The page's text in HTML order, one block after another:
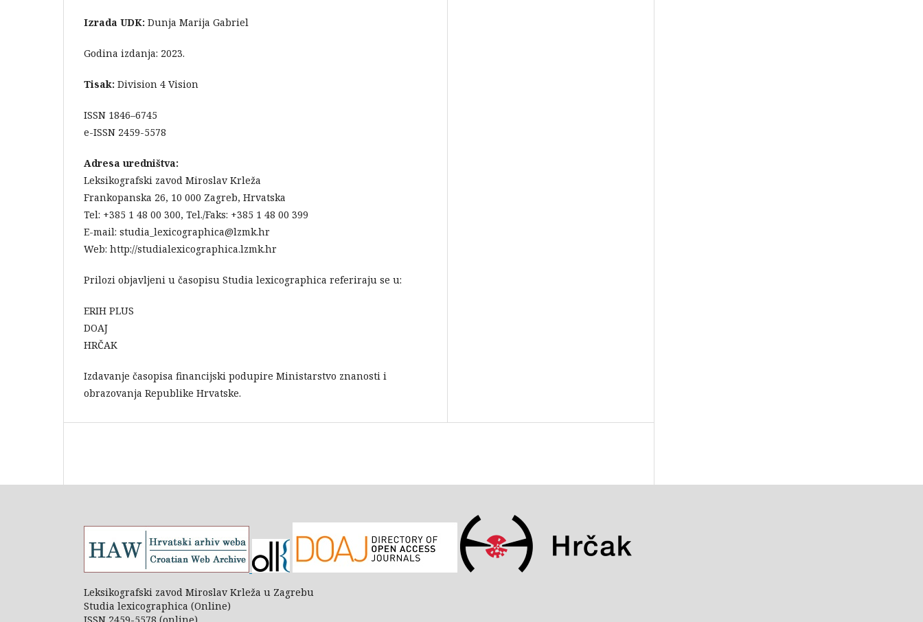
Izrada UDK: Dunja Marija Gabriel
Godina izdanja: 2023.
Tisak: Division 4 Vision
ISSN 1846–6745
e-ISSN 2459-5578
Adresa uredništva:
Leksikografski zavod Miroslav Krleža
Frankopanska 26, 10 000 Zagreb, Hrvatska
Tel: +385 1 48 00 300, Tel./Faks: +385 1 48 00 399
E-mail: studia_lexicographica@lzmk.hr
Web: http://studialexicographica.lzmk.hr
Prilozi objavljeni u časopisu Studia lexicographica referiraju se u:
ERIH PLUS
DOAJ
HRČAK
Izdavanje časopisa financijski podupire Ministarstvo znanosti i
obrazovanja Republike Hrvatske.
Leksikografski zavod Miroslav Krleža u Zagrebu
Studia lexicographica (Online)